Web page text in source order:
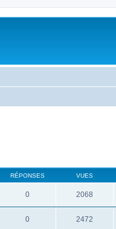
RÉPONSES VUES
0 2068
0 2472